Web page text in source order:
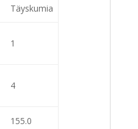
Täyskumia
1
4
155.0